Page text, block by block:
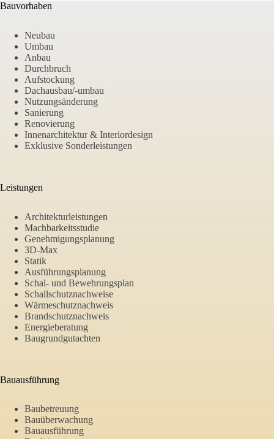
Bauvorhaben
Neubau
Umbau
Anbau
Durchbruch
Aufstockung
Dachausbau/-umbau
Nutzungsänderung
Sanierung
Renovierung
Innenarchitektur & Interiordesign
Exklusive Sonderleistungen
Leistungen
Architekturleistungen
Machbarkeitsstudie
Genehmigungsplanung
3D-Max
Statik
Ausführungsplanung
Schal- und Bewehrungsplan
Schallschutznachweise
Wärmeschutznachweis
Brandschutznachweis
Energieberatung
Baugrundgutachten
Bauausführung
Baubetreuung
Bauüberwachung
Bauausführung